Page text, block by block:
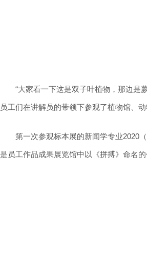
“大家看一下这是双子叶植物，那边是
员工们在讲解员的带领下参观了植物馆、
第一次参观标本展的新闻学专业2020
是员工作品成果展览馆中以《拼搏》命名